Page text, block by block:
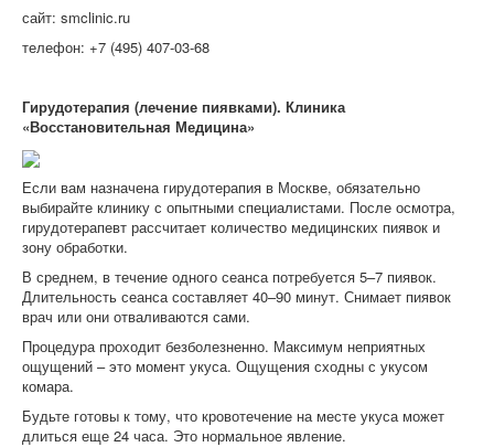
сайт: smclinic.ru
телефон: +7 (495) 407-03-68
Гирудотерапия (лечение пиявками). Клиника
«Восстановительная Медицина»
Если вам назначена гирудотерапия в Москве, обязательно
выбирайте клинику с опытными специалистами. После осмотра,
гирудотерапевт рассчитает количество медицинских пиявок и
зону обработки.
В среднем, в течение одного сеанса потребуется 5–7 пиявок.
Длительность сеанса составляет 40–90 минут. Снимает пиявок
врач или они отваливаются сами.
Процедура проходит безболезненно. Максимум неприятных
ощущений – это момент укуса. Ощущения сходны с укусом
комара.
Будьте готовы к тому, что кровотечение на месте укуса может
длиться еще 24 часа. Это нормальное явление.